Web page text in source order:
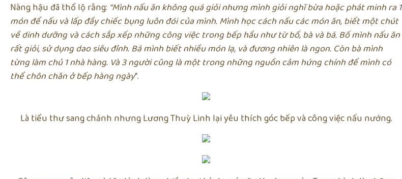
Nàng hậu đã thổ lộ rằng: “Mình nấu ăn không quá giỏi nhưng mình giỏi nghĩ bừa hoặc phát minh ra 1
món để nấu và lấp đầy chiếc bụng luôn đói của mình. Mình học cách nấu các món ăn, biết một chút
về dinh dưỡng và cách sắp xếp những công việc trong bếp hầu như từ bố, bà và bá. Bố mình nấu ăn
rất giỏi, sử dụng dao siêu đỉnh. Bá mình biết nhiều món lạ, và đương nhiên là ngon. Còn bà mình
từng làm chủ 1 nhà hàng. Và 3 người cũng là một trong những nguồn cảm hứng chính để mình có
thể chôn chân ở bếp hàng ngày“.
Là tiểu thư sang chảnh nhưng Lương Thuỳ Linh lại yêu thích góc bếp và công việc nấu nướng.